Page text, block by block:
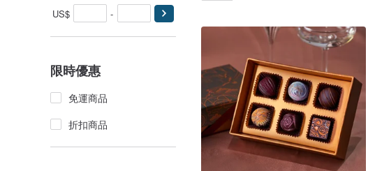
US$ -
限時優惠
免運商品
折扣商品